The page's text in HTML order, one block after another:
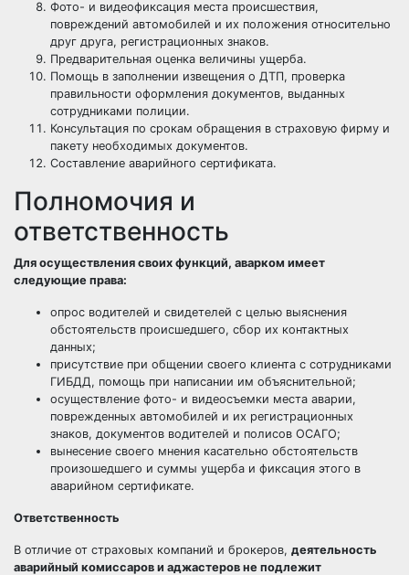
Фото- и видеофиксация места происшествия,
повреждений автомобилей и их положения относительно
друг друга, регистрационных знаков.
Предварительная оценка величины ущерба.
Помощь в заполнении извещения о ДТП, проверка
правильности оформления документов, выданных
сотрудниками полиции.
Консультация по срокам обращения в страховую фирму и
пакету необходимых документов.
Составление аварийного сертификата.
Полномочия и
ответственность
Для осуществления своих функций, аварком имеет
следующие права:
опрос водителей и свидетелей с целью выяснения
обстоятельств происшедшего, сбор их контактных
данных;
присутствие при общении своего клиента с сотрудниками
ГИБДД, помощь при написании им объяснительной;
осуществление фото- и видеосъемки места аварии,
поврежденных автомобилей и их регистрационных
знаков, документов водителей и полисов ОСАГО;
вынесение своего мнения касательно обстоятельств
произошедшего и суммы ущерба и фиксация этого в
аварийном сертификате.
Ответственность
В отличие от страховых компаний и брокеров, деятельность
аварийный комиссаров и аджастеров не подлежит